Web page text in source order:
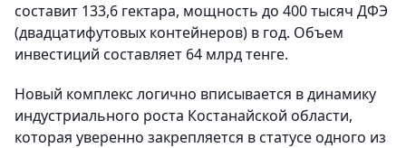
составит 133,6 гектара, мощность до 400 тысяч ДФЭ
(двадцатифутовых контейнеров) в год. Объем
инвестиций составляет 64 млрд тенге.
Новый комплекс логично вписывается в динамику
индустриального роста Костанайской области,
которая уверенно закрепляется в статусе одного из